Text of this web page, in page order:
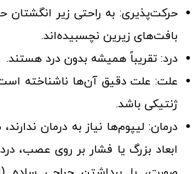
حرکت‌پذیری: به راحتی زیر انگشتان
بافت‌های زیرین نچسبیده‌اند.
درد: تقریباً همیشه بدون درد هستند.
علت: علت دقیق آن‌ها ناشناخته
ژنتیکی باشد.
درمان: لیپوم‌ها نیاز به درمان
ابعاد بزرگ یا فشار بر روی عصب،